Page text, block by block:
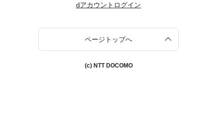
dアカウントログイン
ページトップへ
(c) NTT DOCOMO